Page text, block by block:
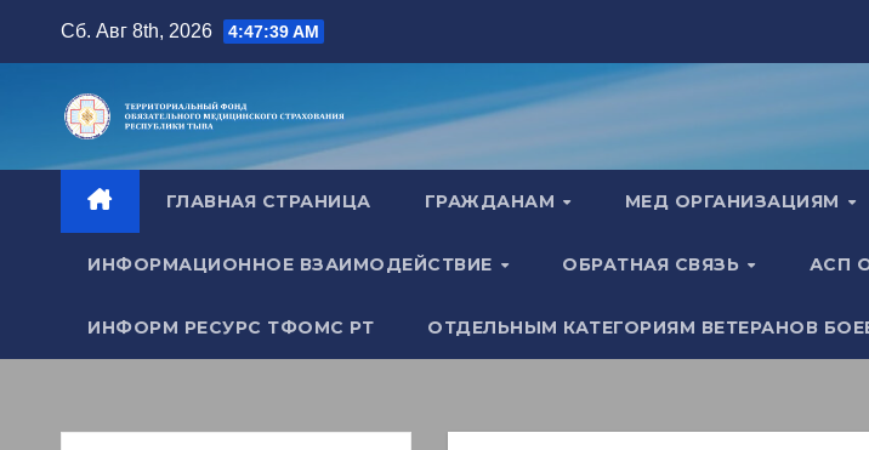
содержимому
Сб. Авг 8th, 2026 4:47:40 AM
ГЛАВНАЯ СТРАНИЦА ГРАЖДАНАМ МЕД ОРГАНИЗАЦИЯМ
ИНФОРМАЦИОННОЕ ВЗАИМОДЕЙСТВИЕ ОБРАТНАЯ СВЯЗЬ АСП
ИНФОРМ РЕСУРС ТФОМС РТ ОТДЕЛЬНЫМ КАТЕГОРИЯМ ВЕТЕРАНОВ